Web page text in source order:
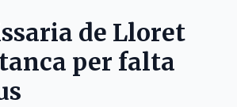
de Lloret
per falta